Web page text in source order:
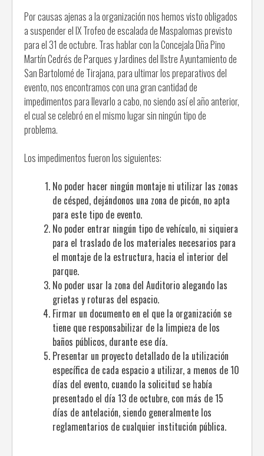
Por causas ajenas a la organización nos hemos visto obligados
a suspender el IX Trofeo de escalada de Maspalomas previsto
para el 31 de octubre. Tras hablar con la Concejala Dña Pino
Martín Cedrés de Parques y Jardines del Ilstre Ayuntamiento de
San Bartolomé de Tirajana, para ultimar los preparativos del
evento, nos encontramos con una gran cantidad de
impedimentos para llevarlo a cabo, no siendo así el año anterior,
el cual se celebró en el mismo lugar sin ningún tipo de
problema.
Los impedimentos fueron los siguientes:
No poder hacer ningún montaje ni utilizar las zonas
de césped, dejándonos una zona de picón, no apta
para este tipo de evento.
No poder entrar ningún tipo de vehículo, ni siquiera
para el traslado de los materiales necesarios para
el montaje de la estructura, hacia el interior del
parque.
No poder usar la zona del Auditorio alegando las
grietas y roturas del espacio.
Firmar un documento en el que la organización se
tiene que responsabilizar de la limpieza de los
baños públicos, durante ese día.
Presentar un proyecto detallado de la utilización
específica de cada espacio a utilizar, a menos de 10
días del evento, cuando la solicitud se había
presentado el día 13 de octubre, con más de 15
días de antelación, siendo generalmente los
reglamentarios de cualquier institución pública.